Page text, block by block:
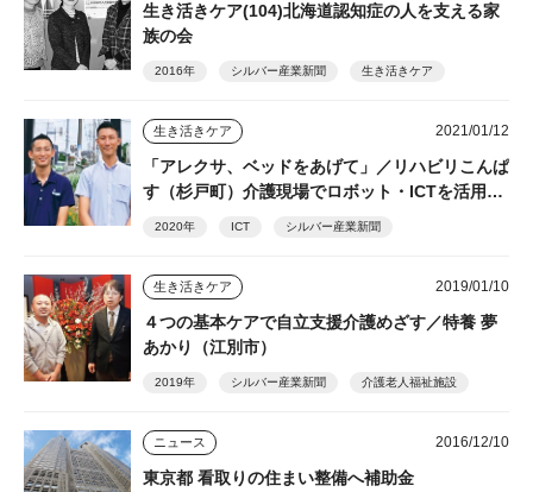
生き活きケア(104)北海道認知症の人を支える家
族の会
2016年 シルバー産業新聞 生き活きケア
生き活きケア 2021/01/12
「アレクサ、ベッドをあげて」／リハビリこんぱ
す（杉戸町）介護現場でロボット・ICTを活用し
て、利用者の自立した在宅生活を支える
2020年 ICT シルバー産業新聞
生き活きケア 2019/01/10
４つの基本ケアで自立支援介護めざす／特養 夢
あかり（江別市）
2019年 シルバー産業新聞 介護老人福祉施設
ニュース 2016/12/10
東京都 看取りの住まい整備へ補助金